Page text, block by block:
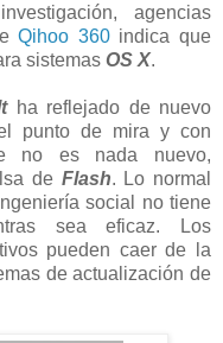
agencias
Qihoo 360indica que
sistemas OS X.
ha reflejado de nuevo
punto de mira y con
no es nada nuevo,
de Flash. Lo normal
social no tiene
sea eficaz. Los
pueden caer de la
de actualización de